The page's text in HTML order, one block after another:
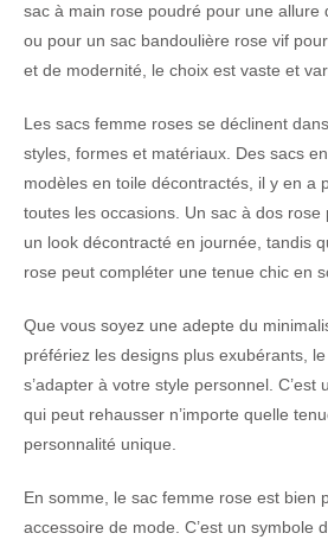
sac à main rose poudré pour une allure
ou pour un sac bandoulière rose vif
et de modernité, le choix est vaste et
Les sacs femme roses se déclinent
styles, formes et matériaux. Des sacs
modèles en toile décontractés, il y en a
toutes les occasions. Un sac à dos
un look décontracté en journée, tandis
rose peut compléter une tenue chic en
Que vous soyez une adepte du
préfériez les designs plus exubérants,
s’adapter à votre style personnel. C’est
qui peut rehausser n’importe quelle
personnalité unique.
En somme, le sac femme rose est bien
accessoire de mode. C’est un symbole